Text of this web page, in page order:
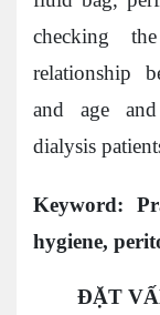
checking
relationship
and age
dialysis
Keyword:
hygiene,
ĐẶT